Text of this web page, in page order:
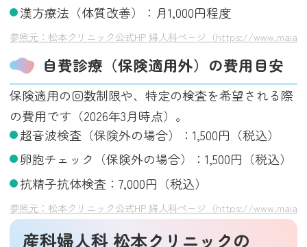
漢方療法（体質改善）：月1,000円程度
参照元：松本クリニック公式HP 婦人科ページ（https://
自費診療（保険適用外）の費用目安
保険適用の回数制限や、特定の検査を希望される際
の費用です（2026年3月時点）。
超音波検査（保険外の場合）：1,500円（税込）
卵胞チェック（保険外の場合）：1,500円（税込）
抗精子抗体検査：7,000円（税込）
参照元：松本クリニック公式HP 婦人科ページ（https://
産科婦人科 松本クリニックの